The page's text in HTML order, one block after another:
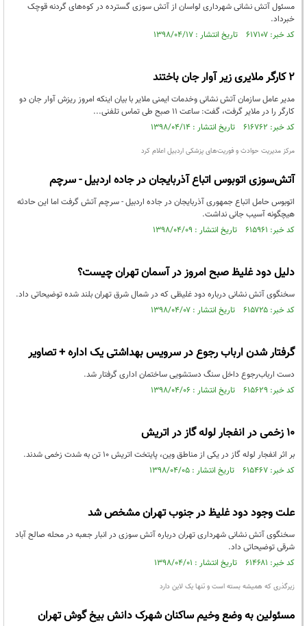
مسئول آتش نشانی شهرداری لواسان از آتش سوزی گسترده در کوه‌های گردنه قوچک
خبرداد.
کد خبر: ۶۱۷۱۰۷ تاریخ انتشار : ۱۳۹۸/۰۴/۱۷
2 کارگر ملایری زیر آوار جان باختند
مدیر عامل سازمان آتش نشانی وخدمات ایمنی ملایر با بیان اینکه امروز ریزش آوار جان دو
کارگر را در ملایر گرفت، گفت: ساعت 11 صبح طی تماس تلفنی...
کد خبر: ۶۱۶۷۶۲ تاریخ انتشار : ۱۳۹۸/۰۴/۱۴
مرکز مدیریت حوادث و فوریت‌های پزشکی اردبیل اعلام کرد
آتش‌سوزی اتوبوس اتباع آذربایجان در جاده اردبیل - سرچم
اتوبوس حامل اتباع جمهوری آذربایجان در جاده اردبیل - سرچم آتش گرفت اما این حادثه
هیچگونه آسیب جانی نداشت.
کد خبر: ۶۱۵۹۶۱ تاریخ انتشار : ۱۳۹۸/۰۴/۰۹
دلیل دود غلیظ صبح امروز در آسمان تهران چیست؟
سخنگوی آتش نشانی درباره دود غلیظی که در شمال شرق تهران بلند شده توضیحاتی داد.
کد خبر: ۶۱۵۷۲۵ تاریخ انتشار : ۱۳۹۸/۰۴/۰۷
گرفتار شدن ارباب رجوع در سرویس بهداشتی یک اداره + تصاویر
دست ارباب‌رجوع داخل سنگ دستشویی ساختمان اداری گرفتار شد.
کد خبر: ۶۱۵۶۲۹ تاریخ انتشار : ۱۳۹۸/۰۴/۰۶
۱۰ زخمی در انفجار لوله گاز در اتریش
بر اثر انفجار لوله گاز در یکی از مناطق وین، پایتخت اتریش ۱۰ تن به شدت زخمی شدند.
کد خبر: ۶۱۵۴۶۷ تاریخ انتشار : ۱۳۹۸/۰۴/۰۵
علت وجود دود غلیظ در جنوب تهران مشخص شد
سخنگوی آتش نشانی شهرداری تهران درباره آتش سوزی در انبار جعبه در محله صالح آباد
شرقی توضیحاتی داد.
کد خبر: ۶۱۴۶۸۱ تاریخ انتشار : ۱۳۹۸/۰۴/۰۱
زیرگذری که همیشه بسته است و تنها یک لاین دارد
مسئولین به وضع وخیم ساکنان شهرک دانش بیخ گوش تهران